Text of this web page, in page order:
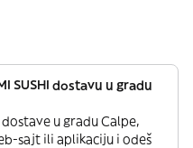
SUSHI dostavu u gradu
u gradu Calpe,
sajt ili aplikaciju i odeš